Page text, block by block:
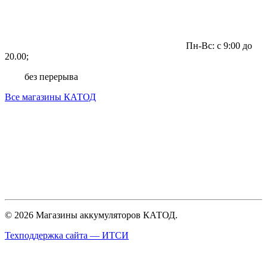
Пн-Вс: с 9:00 до
20.00;
без перерыва
Все магазины КАТОД
© 2026 Магазины аккумуляторов КАТОД.
Техподдержка сайта — ИТСИ